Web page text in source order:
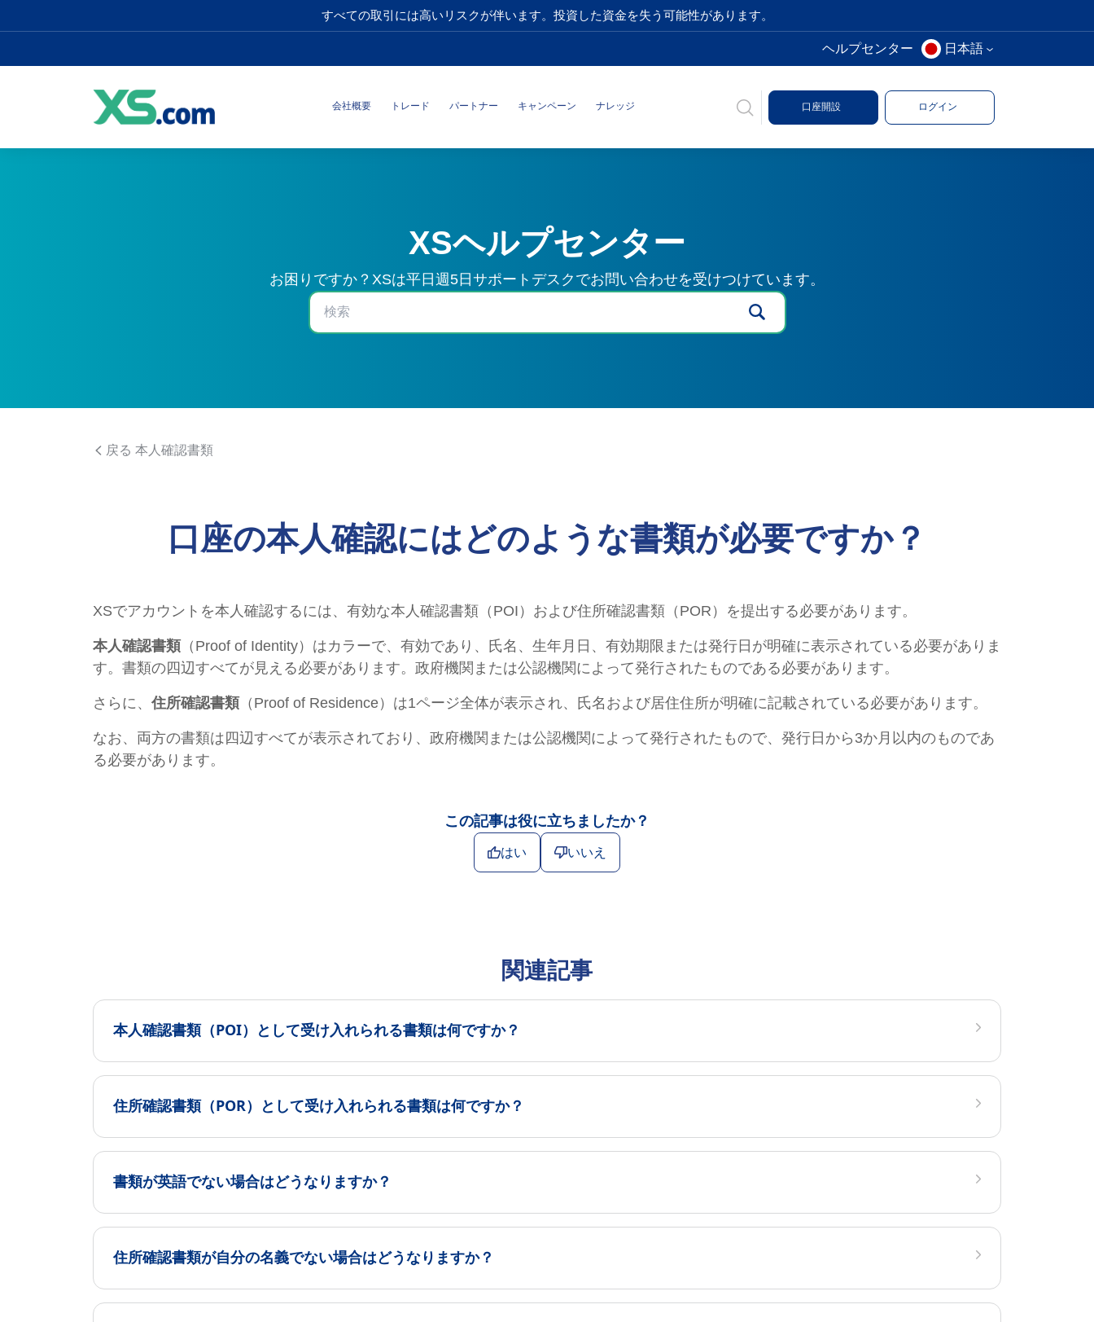
すべての取引には高いリスクが伴います。投資した資金を失う可能性があります。
ヘルプセンター 日本語
会社概要 トレード パートナー キャンペーン ナレッジ 口座開設 ログイン
XSヘルプセンター
お困りですか？XSは平日週5日サポートデスクでお問い合わせを受けつけています。
戻る 本人確認書類
口座の本人確認にはどのような書類が必要ですか？
XSでアカウントを本人確認するには、有効な本人確認書類（POI）および住所確認書類（POR）を提出する必要があります。
本人確認書類 （Proof of Identity）はカラーで、有効であり、氏名、生年月日、有効期限または発行日が明確に表示されている必要がありま
す。書類の四辺すべてが見える必要があります。政府機関または公認機関によって発行されたものである必要があります。
さらに、 住所確認書類 （Proof of Residence）は1ページ全体が表示され、氏名および居住住所が明確に記載されている必要があります。
なお、両方の書類は四辺すべてが表示されており、政府機関または公認機関によって発行されたもので、発行日から3か月以内のものであ
る必要があります。
この記事は役に立ちましたか？
はい いいえ
関連記事
本人確認書類（POI）として受け入れられる書類は何ですか？
住所確認書類（POR）として受け入れられる書類は何ですか？
書類が英語でない場合はどうなりますか？
住所確認書類が自分の名義でない場合はどうなりますか？